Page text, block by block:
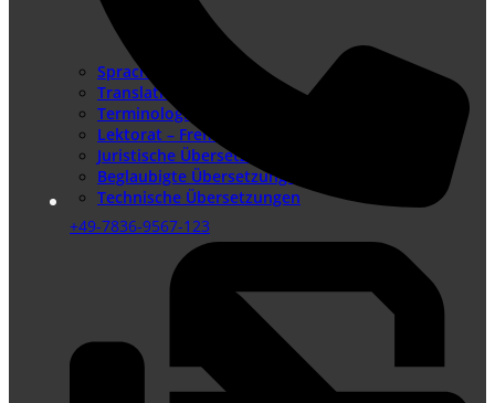
Sprachenangebot
Translation Memory
Terminologiemanagement
Lektorat – Fremdsprachenlektorat
Juristische Übersetzungen
Beglaubigte Übersetzungen
Technische Übersetzungen
+49-7836-9567-123